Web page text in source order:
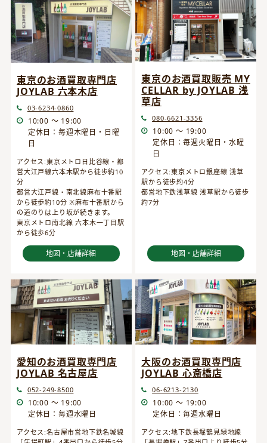
東京のお酒買取専門店
JOYLAB 六本木店
03-6234-0860
10:00 ～ 19:00
定休日：毎週木曜日・日曜
日
アクセス:東京メトロ日比谷線・都
営大江戸線六本木駅から徒歩約10
分
都営大江戸線・南北線麻布十番駅
から徒歩約10分 ※麻布十番駅から
の道のりは上り坂が続きます。
東京メトロ南北線 六本木一丁目駅
から徒歩6分
地図・店舗詳細
東京のお酒買取販売 MY
CELLAR by JOYLAB 浅
草店
080-6621-3356
10:00 ～ 19:00
定休日：毎週火曜日・水曜
日
アクセス:東京メトロ銀座線 浅草
駅から徒歩約4分
都営地下鉄浅草線 浅草駅から徒歩
約7分
地図・店舗詳細
愛知のお酒買取専門店
JOYLAB 名古屋店
052-249-8500
10:00 ～ 19:00
定休日：毎週水曜日
アクセス:名古屋市営地下鉄名城線
大阪のお酒買取専門店
JOYLAB 心斎橋店
06-6213-2130
10:00 ～ 19:00
定休日：毎週水曜日
アクセス:地下鉄長堀鶴見緑地線